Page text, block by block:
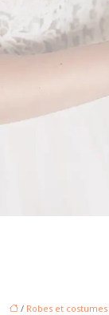
/ Robes et costumes